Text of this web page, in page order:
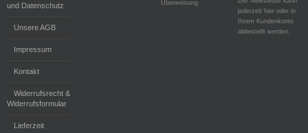
und Datenschutz
Unsere AGB
Impressum
Kontakt
Widerrufsrecht &
Widerrufsformular
Lieferzeit
Überweisung
jederzeit hier oder in
Ihrem Kundenkonto
abbestellt werden.